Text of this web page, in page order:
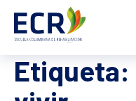
Etiqueta: